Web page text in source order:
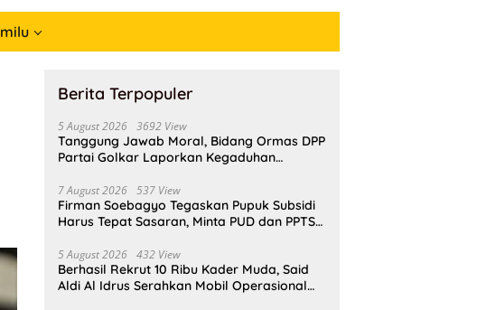
Berita Terpopuler
5 August 2026 3692 View
Tanggung Jawab Moral, Bidang Ormas DPP
Partai Golkar Laporkan Kegaduhan
7 August 2026 537 View
Firman Soebagyo Tegaskan Pupuk Subsidi
Harus Tepat Sasaran, Minta PUD dan PPTS
5 August 2026 432 View
Berhasil Rekrut 10 Ribu Kader Muda, Said
Aldi Al Idrus Serahkan Mobil Operasional